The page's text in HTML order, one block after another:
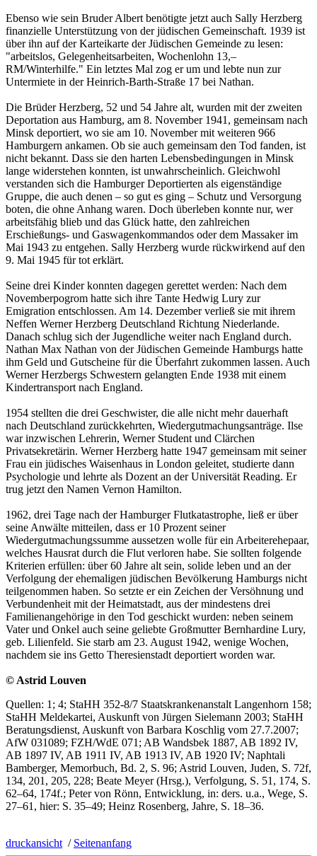
Ebenso wie sein Bruder Albert benötigte jetzt auch Sally Herzberg
finanzielle Unterstützung von der jüdischen Gemeinschaft. 1939 ist
über ihn auf der Karteikarte der Jüdischen Gemeinde zu lesen:
"arbeitslos, Gelegenheitsarbeiten, Wochenlohn 13,–
RM/Winterhilfe." Ein letztes Mal zog er um und lebte nun zur
Untermiete in der Heinrich-Barth-Straße 17 bei Nathan.
Die Brüder Herzberg, 52 und 54 Jahre alt, wurden mit der zweiten
Deportation aus Hamburg, am 8. November 1941, gemeinsam nach
Minsk deportiert, wo sie am 10. November mit weiteren 966
Hamburgern ankamen. Ob sie auch gemeinsam den Tod fanden, ist
nicht bekannt. Dass sie den harten Lebensbedingungen in Minsk
lange widerstehen konnten, ist unwahrscheinlich. Gleichwohl
verstanden sich die Hamburger Deportierten als eigenständige
Gruppe, die auch denen – so gut es ging – Schutz und Versorgung
boten, die ohne Anhang waren. Doch überleben konnte nur, wer
arbeitsfähig blieb und das Glück hatte, den zahlreichen
Erschießungs- und Gaswagenkommandos oder dem Massaker im
Mai 1943 zu entgehen. Sally Herzberg wurde rückwirkend auf den
9. Mai 1945 für tot erklärt.
Seine drei Kinder konnten dagegen gerettet werden: Nach dem
Novemberpogrom hatte sich ihre Tante Hedwig Lury zur
Emigration entschlossen. Am 14. Dezember verließ sie mit ihrem
Neffen Werner Herzberg Deutschland Richtung Niederlande.
Danach schlug sich der Jugendliche weiter nach England durch.
Nathan Max Nathan von der Jüdischen Gemeinde Hamburgs hatte
ihm Geld und Gutscheine für die Überfahrt zukommen lassen. Auch
Werner Herzbergs Schwestern gelangten Ende 1938 mit einem
Kindertransport nach England.
1954 stellten die drei Geschwister, die alle nicht mehr dauerhaft
nach Deutschland zurückkehrten, Wiedergutmachungsanträge. Ilse
war inzwischen Lehrerin, Werner Student und Clärchen
Privatsekretärin. Werner Herzberg hatte 1947 gemeinsam mit seiner
Frau ein jüdisches Waisenhaus in London geleitet, studierte dann
Psychologie und lehrte als Dozent an der Universität Reading. Er
trug jetzt den Namen Vernon Hamilton.
1962, drei Tage nach der Hamburger Flutkatastrophe, ließ er über
seine Anwälte mitteilen, dass er 10 Prozent seiner
Wiedergutmachungssumme aussetzen wolle für ein Arbeiterehepaar,
welches Hausrat durch die Flut verloren habe. Sie sollten folgende
Kriterien erfüllen: über 60 Jahre alt sein, solide leben und an der
Verfolgung der ehemaligen jüdischen Bevölkerung Hamburgs nicht
teilgenommen haben. So setzte er ein Zeichen der Versöhnung und
Verbundenheit mit der Heimatstadt, aus der mindestens drei
Familienangehörige in den Tod geschickt wurden: neben seinem
Vater und Onkel auch seine geliebte Großmutter Bernhardine Lury,
geb. Lilienfeld. Sie starb am 23. August 1942, wenige Wochen,
nachdem sie ins Getto Theresienstadt deportiert worden war.
© Astrid Louven
Quellen: 1; 4; StaHH 352-8/7 Staatskrankenanstalt Langenhorn 158;
StaHH Meldekartei, Auskunft von Jürgen Sielemann 2003; StaHH
Beratungsdienst, Auskunft von Barbara Koschlig vom 27.7.2007;
AfW 031089; FZH/WdE 071; AB Wandsbek 1887, AB 1892 IV,
AB 1897 IV, AB 1911 IV, AB 1913 IV, AB 1920 IV; Naphtali
Bamberger, Memorbuch, Bd. 2, S. 96; Astrid Louven, Juden, S. 72f,
134, 201, 205, 228; Beate Meyer (Hrsg.), Verfolgung, S. 51, 174, S.
62–64, 174f.; Peter von Rönn, Entwicklung, in: ders. u.a., Wege, S.
27–61, hier: S. 35–49; Heinz Rosenberg, Jahre, S. 18–36.
druckansicht / Seitenanfang